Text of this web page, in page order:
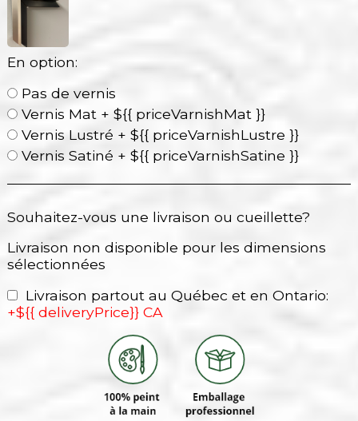
En option:
Pas de vernis
Vernis Mat + ${{ priceVarnishMat }}
Vernis Lustré + ${{ priceVarnishLustre }}
Vernis Satiné + ${{ priceVarnishSatine }}
Souhaitez-vous une livraison ou cueillette?
Livraison non disponible pour les dimensions
sélectionnées
Livraison partout au Québec et en Ontario:
+${{ deliveryPrice}} CA